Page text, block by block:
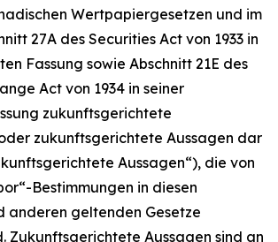
Wertpapiergesetzen und im
27A des Securities Act von 1933 in
Fassung sowie Abschnitt 21E des
Act von 1934 in seiner
zukunftsgerichtete
zukunftsgerichtete Aussagen dar
Aussagen“), die von
Bestimmungen in diesen
anderen geltenden Gesetze
Zukunftsgerichtete Aussagen sind an